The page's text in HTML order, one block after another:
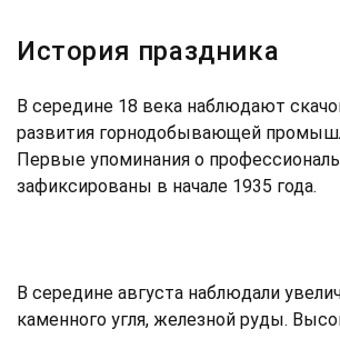
История праздника
В середине 18 века наблюдают
развития горнодобывающей
Первые упоминания о
зафиксированы в начале 1935 года.
В середине августа наблюдали
каменного угля, железной руды.